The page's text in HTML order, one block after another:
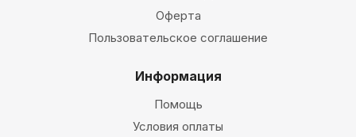
Оферта
Пользовательское соглашение
Информация
Помощь
Условия оплаты